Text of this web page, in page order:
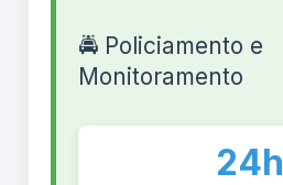
🚔 Policiamento e
Monitoramento
24h